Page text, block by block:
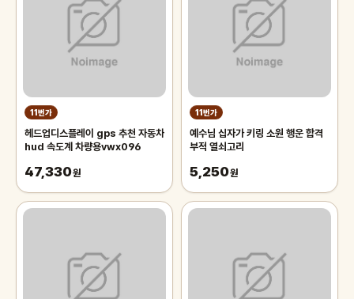
11번가
헤드업디스플레이 gps 추천 자동차
hud 속도계 차량용vwx096
47,330원
11번가
예수님 십자가 키링 소원 행운 합격
부적 열쇠고리
5,250원